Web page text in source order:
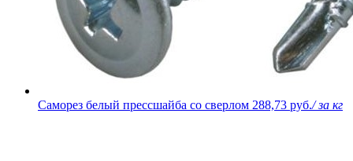
Саморез белый прессшайба со сверлом 288,73 руб./ за кг